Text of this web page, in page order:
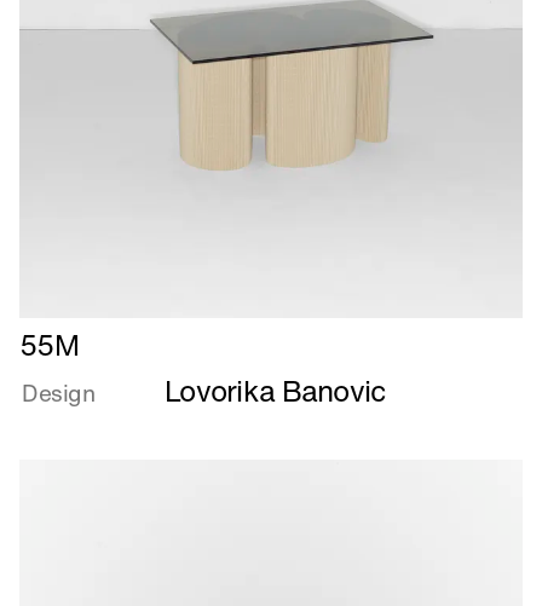
Læs
mere
om
55M
Design Lovorika Banovic